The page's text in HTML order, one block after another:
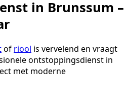
in Brunssum –
of riool is vervelend en vraagt
ontstoppingsdienst in
met moderne